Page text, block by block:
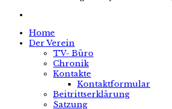
Home
Der Verein
TV- Büro
Chronik
Kontakte
Kontaktformular
Beitrittserklärung
Satzung